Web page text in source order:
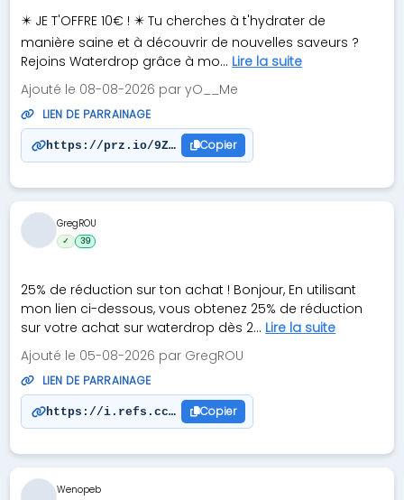
✴️ JE T'OFFRE 10€ ! ✴️ Tu cherches à t'hydrater de
manière saine et à découvrir de nouvelles saveurs ?
Rejoins Waterdrop grâce à mo... Lire la suite
Ajouté le 08-08-2026 par yO__Me
LIEN DE PARRAINAGE
https://prz.io/9Z50vNYUaCopier
25% de réduction sur ton achat ! Bonjour, En utilisant
mon lien ci-dessous, vous obtenez 25% de réduction
sur votre achat sur waterdrop dès 2... Lire la suite
Ajouté le 05-08-2026 par GregROU
LIEN DE PARRAINAGE
https://i.refs.cc/ Copier
GregROU
✓ 39
Wenopeb